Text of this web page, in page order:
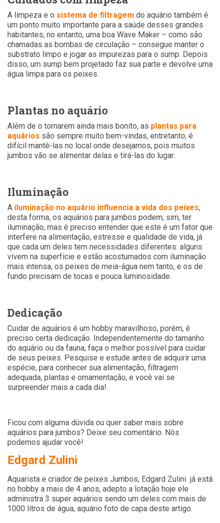
A limpeza e o sistema de filtragem do aquário também é
um ponto muito importante para a saúde desses grandes
habitantes, no entanto, uma boa Wave Maker – como são
chamadas as bombas de circulação – consegue manter o
substrato limpo e jogar as impurezas para o sump. Depois
disso, um sump bem projetado faz sua parte e devolve uma
água limpa para os peixes.
Plantas no aquário
Além de o tornarem ainda mais bonito, as plantas para
aquários são sempre muito bem-vindas, entretanto, é
difícil mantê-las no local onde desejamos, pois muitos
jumbos vão se alimentar delas e tirá-las do lugar.
Iluminação
A iluminação no aquário influencia a vida dos peixes,
desta forma, os aquários para jumbos podem, sim, ter
iluminação, mas é preciso entender que este é um fator que
interfere na alimentação, estresse e qualidade de vida, já
que cada um deles tem necessidades diferentes: alguns
vivem na superfície e estão acostumados com iluminação
mais intensa, os peixes de meia-água nem tanto, e os de
fundo precisam de tocas e pouca luminosidade.
Dedicação
Cuidar de aquários é um hobby maravilhoso, porém, é
preciso certa dedicação. Independentemente do tamanho
do aquário ou da fauna, faça o melhor possível para cuidar
de seus peixes. Pesquise e estude antes de adquirir uma
espécie, para conhecer sua alimentação, filtragem
adequada, plantas e ornamentação, e você vai se
surpreender mais a cada dia!
Ficou com alguma dúvida ou quer saber mais sobre
aquários para jumbos? Deixe seu comentário. Nós
podemos ajudar você!
Edgard Zulini
Aquarista e criador de peixes Jumbos, Edgard Zulini já está
no hobby a mais de 4 anos, adepto a lotação hoje ele
administra 3 super aquários sendo um deles com mais de
1000 litros de água, aquário foto de capa deste artigo.